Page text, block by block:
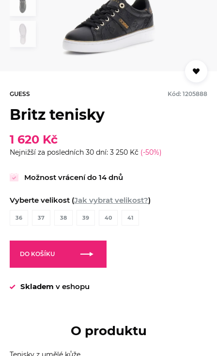
GUESS Kód: 1205888
Britz tenisky
1 620 Kč
Nejnižší za posledních 30 dní: 3 250 Kč (-50%)
Možnost vrácení do 14 dnů
Vyberte velikost (Jak vybrat velikost?)
36 37 38 39 40 41
DO KOŠÍKU
Skladem v eshopu
O produktu